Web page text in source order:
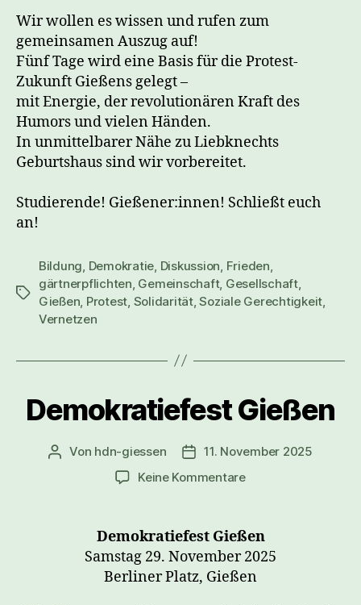
Wir wollen es wissen und rufen zum
gemeinsamen Auszug auf!
Fünf Tage wird eine Basis für die Protest-
Zukunft Gießens gelegt –
mit Energie, der revolutionären Kraft des
Humors und vielen Händen.
In unmittelbarer Nähe zu Liebknechts
Geburtshaus sind wir vorbereitet.
Studierende! Gießener:innen! Schließt euch
an!
Schlagwörter
Bildung Demokratie Diskussion Frieden
gärtnerpflichten Gemeinschaft, Gesellschaft,
Gießen Protest Solidarität,Soziale Gerechtigkeit
Vernetzen
Demokratiefest Gießen
Beitragsautor
Von hdn-giessen Veröffentlichungsdatum
11. November 2025
Keine Kommentarezu
Demokratiefest Gießen
Samstag 29. November 2025
Berliner Platz, Gießen